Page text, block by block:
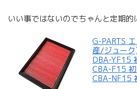
いい事ではないのでちゃんと定期的
G-PARTS
産/ジュー
DBA-YF15
CBA-F15
CBA-NF15